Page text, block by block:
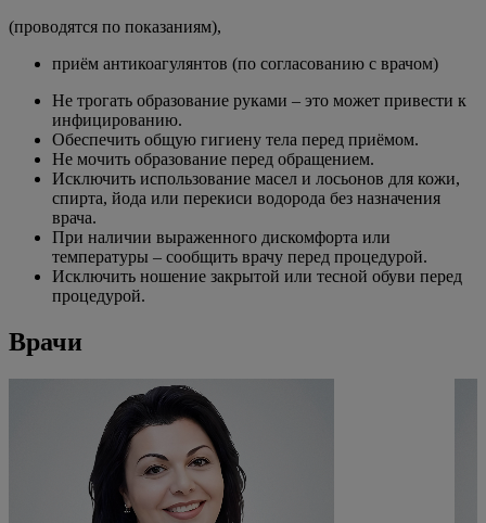
(проводятся по показаниям),
приём антикоагулянтов (по согласованию с врачом)
Не трогать образование руками – это может привести к
инфицированию.
Обеспечить общую гигиену тела перед приёмом.
Не мочить образование перед обращением.
Исключить использование масел и лосьонов для кожи,
спирта, йода или перекиси водорода без назначения
врача.
При наличии выраженного дискомфорта или
температуры – сообщить врачу перед процедурой.
Исключить ношение закрытой или тесной обуви перед
процедурой.
Врачи